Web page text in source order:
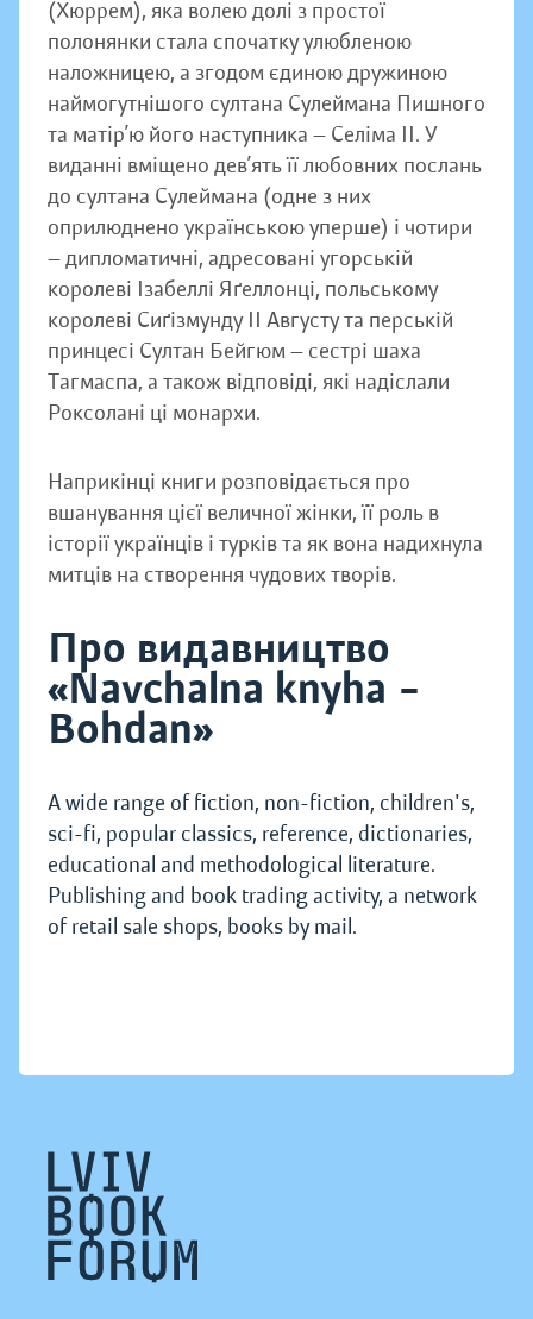
(Хюррем), яка волею долі з простої
полонянки стала спочатку улюбленою
наложницею, а згодом єдиною дружиною
наймогутнішого султана Сулеймана Пишного
та матір’ю його наступника — Селіма ІІ. У
виданні вміщено дев’ять її любовних послань
до султана Сулеймана (одне з них
оприлюднено українською уперше) і чотири
— дипломатичні, адресовані угорській
королеві Ізабеллі Яґеллонці, польському
королеві Сиґізмунду ІІ Августу та перській
принцесі Султан Бейгюм — сестрі шаха
Тагмаспа, а також відповіді, які надіслали
Роксолані ці монархи.
Наприкінці книги розповідається про
вшанування цієї величної жінки, її роль в
історії українців і турків та як вона надихнула
митців на створення чудових творів.
Про видавництво
«Navchalna knyha –
Bohdan»
A wide range of fiction, non-fiction, children's,
sci-fi, popular classics, reference, dictionaries,
educational and methodological literature.
Publishing and book trading activity, a network
of retail sale shops, books by mail.